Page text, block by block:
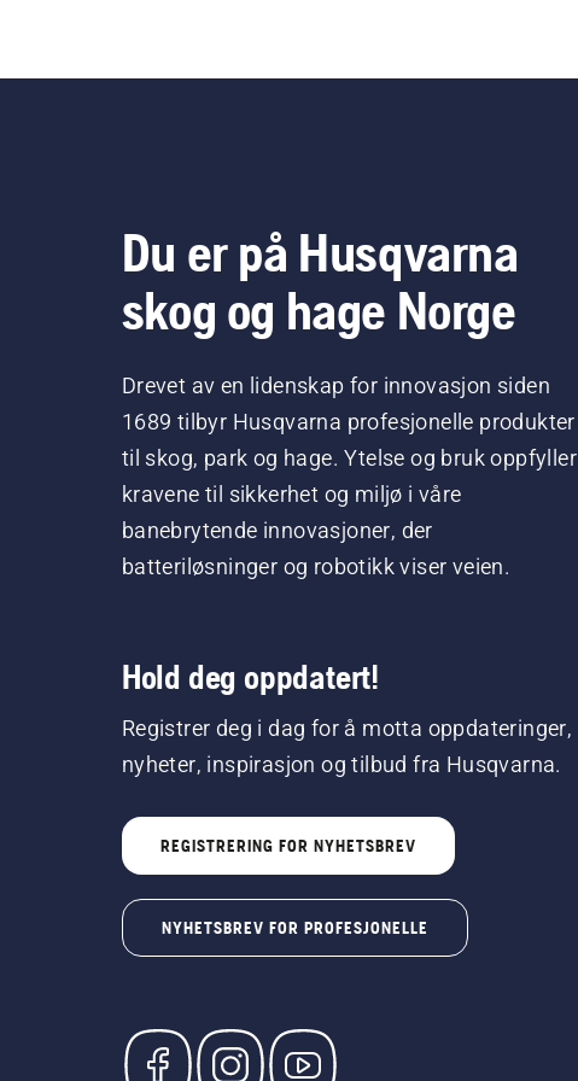
Du er på Husqvarna
skog og hage Norge
Drevet av en lidenskap for innovasjon siden
1689 tilbyr Husqvarna profesjonelle produkter
til skog, park og hage. Ytelse og bruk oppfyller
kravene til sikkerhet og miljø i våre
banebrytende innovasjoner, der
batteriløsninger og robotikk viser veien.
Hold deg oppdatert!
Registrer deg i dag for å motta oppdateringer,
nyheter, inspirasjon og tilbud fra Husqvarna.
REGISTRERING FOR NYHETSBREV
NYHETSBREV FOR PROFESJONELLE